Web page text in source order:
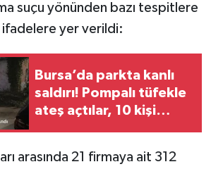
suçu yönünden bazı tespitlere
yer verildi:
Bursa’da parkta kanlı
saldırı! Pompalı tüfekle
ateş açtılar, 10 kişi
arasında 21 firmaya ait 312